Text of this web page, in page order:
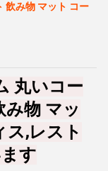
飲み物 マット コー
丸いコー
物 マッ
ス,レスト
す